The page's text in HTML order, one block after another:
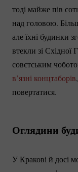
тоді майже пів
над головою.
але їхні будинки
втекли зі
совєтським
в’язні концтаборів
повертатися.
Оглядини
У Кракові й досі